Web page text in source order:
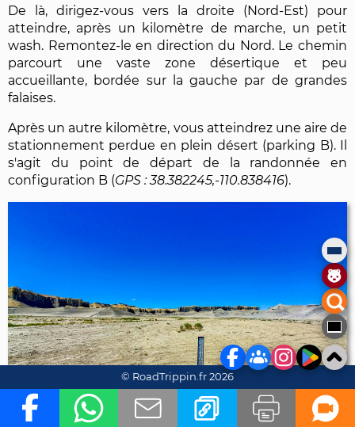
De là, dirigez-vous vers la droite (Nord-Est) pour
atteindre, après un kilomètre de marche, un petit
wash. Remontez-le en direction du Nord. Le chemin
parcourt une vaste zone désertique et peu
accueillante, bordée sur la gauche par de grandes
falaises.
Après un autre kilomètre, vous atteindrez une aire de
stationnement perdue en plein désert (parking B). Il
s'agit du point de départ de la randonnée en
configuration B (
38.382245,-110.838416).
© RoadTrippin.fr 2026